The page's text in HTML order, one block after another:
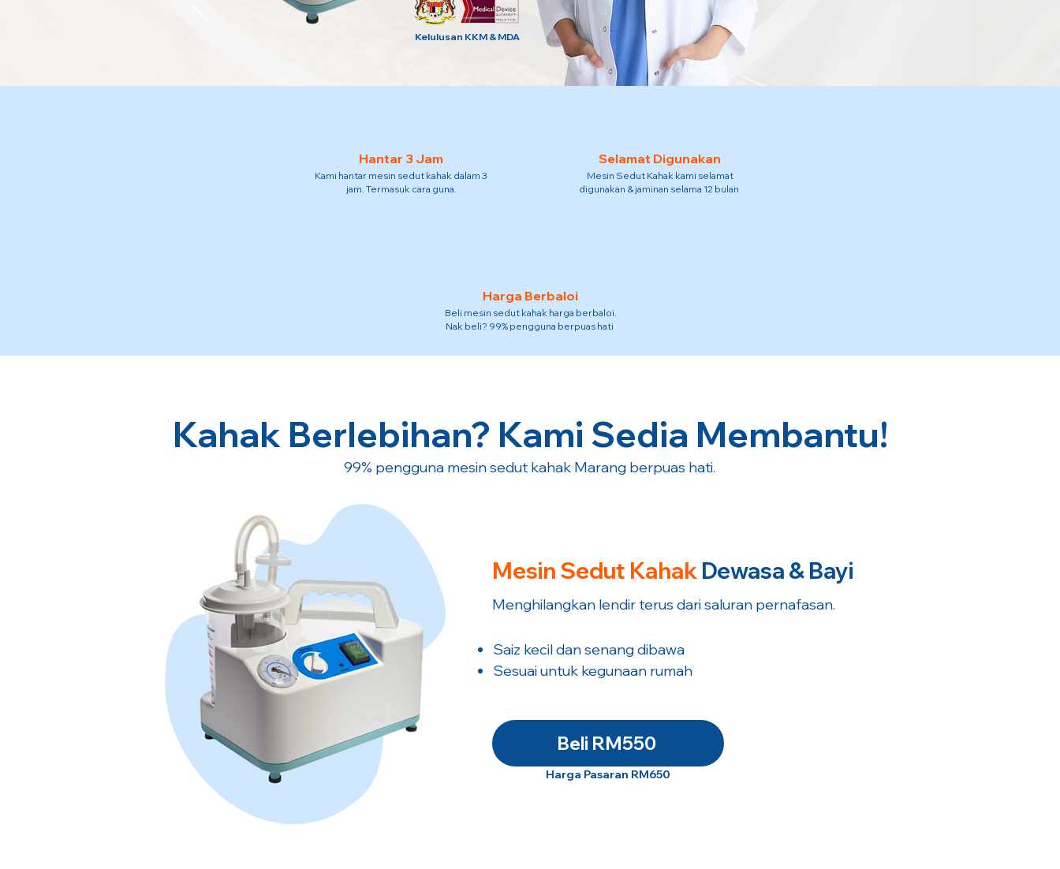
Kelulusan KKM & MDA
Hantar 3 Jam
Kami hantar mesin sedut kahak dalam 3
jam. Termasuk cara guna.
Selamat Digunakan
Mesin Sedut Kahak kami selamat
digunakan & jaminan selama 12 bulan
Harga Berbaloi
Beli mesin sedut kahak harga berbaloi.
Nak beli? 99% pengguna berpuas hati
Kahak Berlebihan? Kami Sedia Membantu!
99% pengguna mesin sedut kahak Marang berpuas hati.
Mesin Sedut Kahak Dewasa & Bayi
Menghilangkan lendir terus dari saluran pernafasan.
Saiz kecil dan senang dibawa
Sesuai untuk kegunaan rumah
Beli RM550
Harga Pasaran RM650